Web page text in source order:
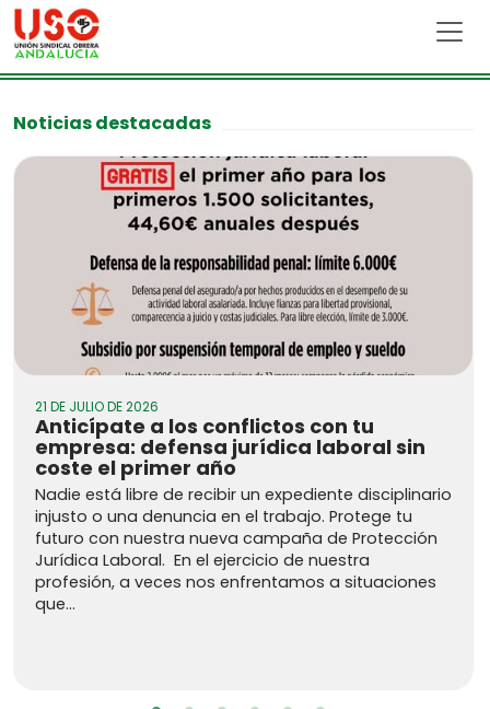
Skip to main content
Noticias destacadas
21 DE JULIO DE 2026
Anticípate a los conflictos con tu
empresa: defensa jurídica laboral sin
coste el primer año
Nadie está libre de recibir un expediente disciplinario
injusto o una denuncia en el trabajo. Protege tu
futuro con nuestra nueva campaña de Protección
Jurídica Laboral. En el ejercicio de nuestra
profesión, a veces nos enfrentamos a situaciones
que...